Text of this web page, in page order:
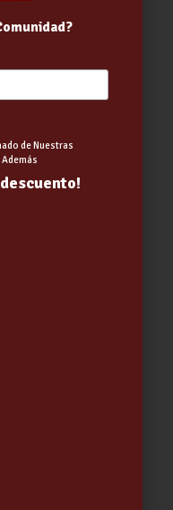
de Nuestras